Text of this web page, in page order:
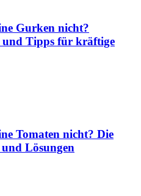
Gurken nicht?
und Tipps für kräftige
Tomaten nicht? Die
Lösungen